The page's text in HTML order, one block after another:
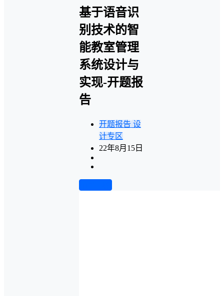
基于语音识
别技术的智
能教室管理
系统设计与
实现-开题报
告
开题报告 设
计专区
22年8月15日